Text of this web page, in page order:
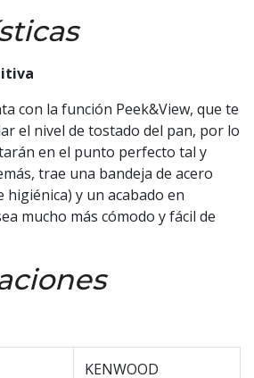
con la función Peek&View, que te
el nivel de tostado del pan, por lo
en el punto perfecto tal y
trae una bandeja de acero
y un acabado en
mucho más cómodo y fácil de
KENWOOD